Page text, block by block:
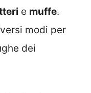
e muffe.
modi per
dei